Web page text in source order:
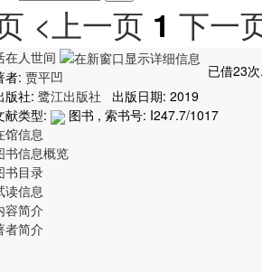
<上一页 1 下一
在人世间
已借23
者: 贾平凹
版社: 鹭江出版社
出版日期: 2019
献类型:
图书 , 索书号: I247.7/1017
馆信息
书信息概览
书目录
读信息
容简介
者简介